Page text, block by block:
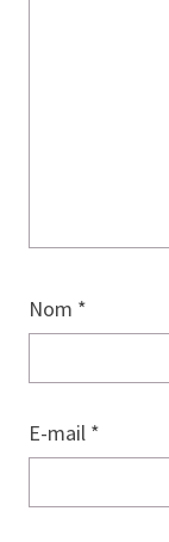
Nom *
E-mail *